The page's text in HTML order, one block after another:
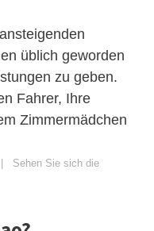
üblich geworden
zu geben.
Fahrer, Ihre
Zimmermädchen
Sehen Sie sich die